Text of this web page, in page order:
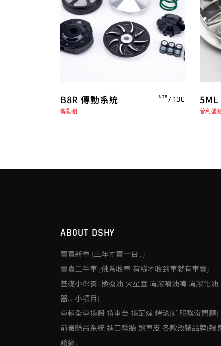
B8R 傳動系統 NT$7,100
傳動組
5ML
普利盤
ABOUT DSHY
賣賣新車 (三年才賣一台…)
賣賣二手車 (佛系收車 有緣才收到車就有車賣)
基礎小保養 (換機油 火星塞 清潔噴油嘴 清潔化油
器…..小項目)
車輛全車換殼 換車台 換配線 烤漆(這服務沒問題)
前後懸吊系統 進口輪胎 煞車皮 各款改裝品牌(親
驗過)